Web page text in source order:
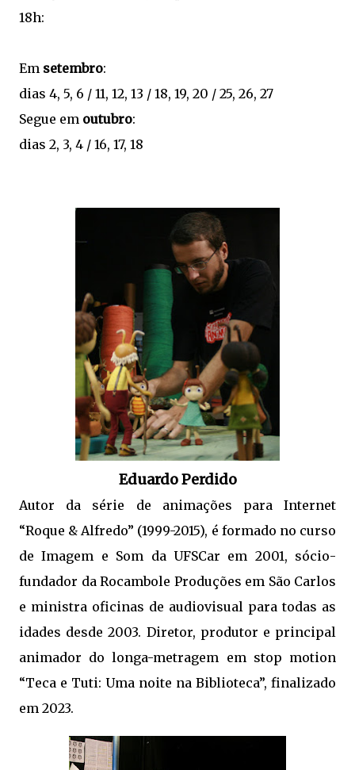
18h:
Em setembro:
dias 4, 5, 6 / 11, 12, 13 / 18, 19, 20 / 25, 26, 27
Segue em outubro:
dias 2, 3, 4 / 16, 17, 18
Eduardo Perdido
Autor da série de animações para Internet
“Roque & Alfredo” (1999-2015), é formado no curso
de Imagem e Som da UFSCar em 2001, sócio-
fundador da Rocambole Produções em São Carlos
e ministra oficinas de audiovisual para todas as
idades desde 2003. Diretor, produtor e principal
animador do longa-metragem em stop motion
“Teca e Tuti: Uma noite na Biblioteca”, finalizado
em 2023.